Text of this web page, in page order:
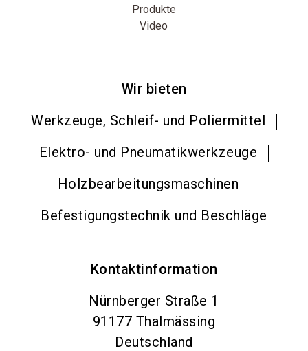
Produkte
Video
Wir bieten
Werkzeuge, Schleif- und Poliermittel
Elektro- und Pneumatikwerkzeuge
Holzbearbeitungsmaschinen
Befestigungstechnik und Beschläge
Kontaktinformation
Nürnberger Straße 1
91177 Thalmässing
Deutschland